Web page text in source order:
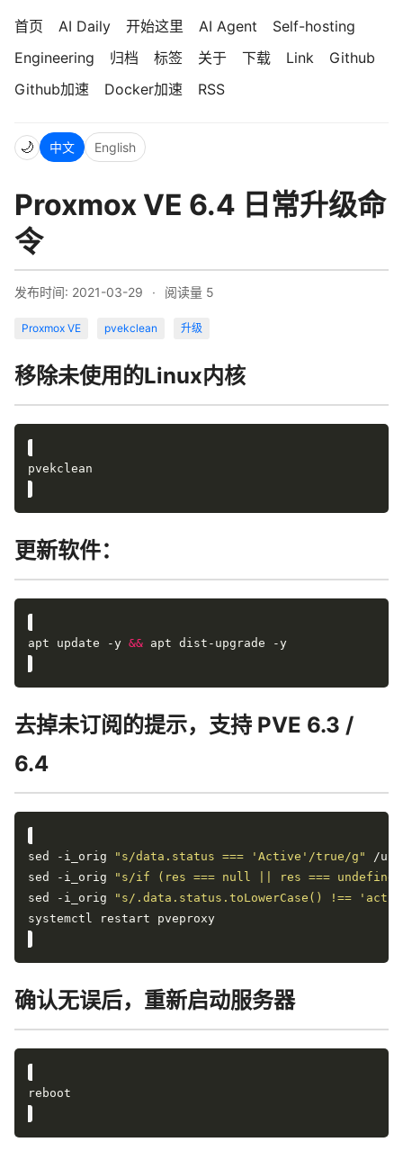
首页 AI Daily 开始这里 AI Agent
Self-hosting
Engineering
归档 标签 关于 下载 Link
Github
Github加速
Docker加速 RSS
🌙 中文 English
Proxmox VE 6.4 日常升级命
令
发布时间: 2021-03-29 · 阅读量 5
Proxmox VE pvekclean 升级
移除未使用的Linux内核
更新软件：
apt update -y &&
去掉未订阅的提示，支持 PVE 6.3 /
6.4
sed -i_orig
"s/data.status === 'Active'/true/g"
sed -i_orig
"s/if (res === null || res ===
sed -i_orig
"s/.data.status.toLowerCase() !==
确认无误后，重新启动服务器